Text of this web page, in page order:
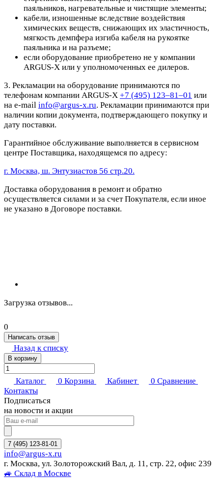
паяльников, нагревательные и чистящие элементы;
кабели, изношенные вследствие воздействия
химических веществ, снижающих их эластичность,
мягкость демпфера изгиба кабеля на рукоятке
паяльника и на разъеме;
если оборудование приобретено не у компании
ARGUS-X или у уполномоченных ее дилеров.
3. Рекламации на оборудование принимаются по
телефонам компании ARGUS-X +7 (495) 123–81–01 или
на e-mail info@argus-x.ru. Рекламации принимаются при
наличии копии документа, подтверждающего покупку и
дату поставки.
Гарантийное обслуживание выполняется в сервисном
центре Поставщика, находящемся по адресу:
г. Москва, ш. Энтузиастов 56 стр.20.
Доставка оборудования в ремонт и обратно
осуществляется силами и за счет Покупателя, если иное
не указано в Договоре поставки.
Загрузка отзывов...
0
Написать отзыв
Назад к списку
В корзину
Каталог 0 Корзина Кабинет 0 Сравнение
Контакты
Подписаться
на новости и акции
7 (495) 123-81-01
info@argus-x.ru
г. Москва, ул. Золоторожский Вал, д. 11, стр. 22, офис 239
🚙 Склад в Москве